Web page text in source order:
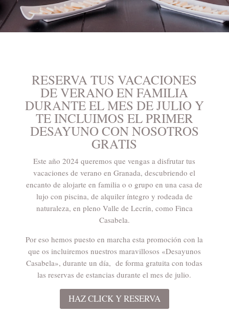
RESERVA TUS VACACIONES
DE VERANO EN FAMILIA
DURANTE EL MES DE JULIO Y
TE INCLUIMOS EL PRIMER
DESAYUNO CON NOSOTROS
GRATIS
Este año 2024 queremos que vengas a disfrutar tus
vacaciones de verano en Granada, descubriendo el
encanto de alojarte en familia o o grupo en una casa de
lujo con piscina, de alquiler íntegro y rodeada de
naturaleza, en pleno Valle de Lecrín, como Finca
Casabela.
Por eso hemos puesto en marcha esta promoción con la
que os incluiremos nuestros maravillosos «Desayunos
Casabela», durante un día, de forma gratuita con todas
las reservas de estancias durante el mes de julio.
HAZ CLICK Y RESERVA